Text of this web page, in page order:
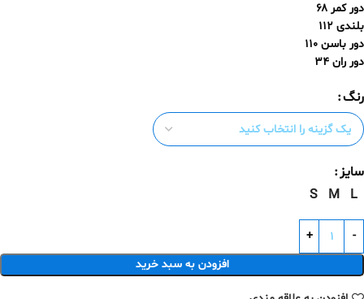
دور کمر ۶۸
بلندی ۱۱۲
دور باسن ۱۱۰
دور ران ۳۴
رنگ
سایز
L
M
S
افزودن به سبد خرید